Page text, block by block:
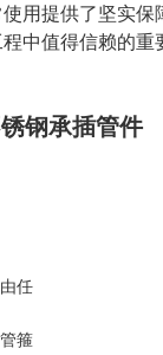
用提供了坚实
中值得信赖的重
钢承插管件
任
箍